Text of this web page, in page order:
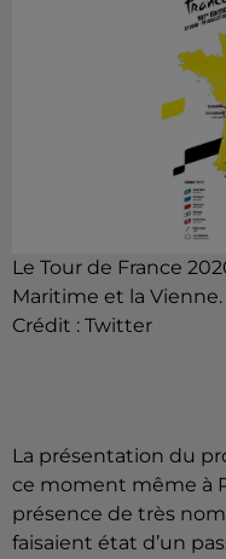
Le Tour de France
Maritime et la Vienne.
Crédit : Twitter
La présentation du
ce moment même à
présence de très
faisaient état d’un